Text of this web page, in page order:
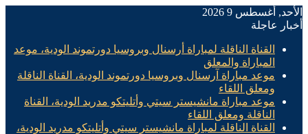
الأحد, أغسطس 9 2026
أخبار عاجلة
القناة الناقلة لمباراة أرسنال وبروسيا دورتموند الودية، موعد
المباراة والمعلق
موعد مباراة آرسنال وبروسيا دورتموند الودية، القناة الناقلة
ومعلق اللقاء
موعد مباراة مانشيستر سيتي وأتليتكو مدريد الودية، القناة
الناقلة ومعلق اللقاء
القناة الناقلة لمباراة مانشيستر سيتي وأتليتكو مدريد الودية،